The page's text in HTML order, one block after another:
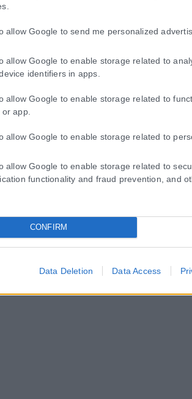
allow Google to send me personalized
allow Google to enable storage related to
identifiers in apps.
allow Google to enable storage related to
app.
allow Google to enable storage related to
allow Google to enable storage related to
functionality and fraud prevention, and
CONFIRM
Data Deletion Data Access